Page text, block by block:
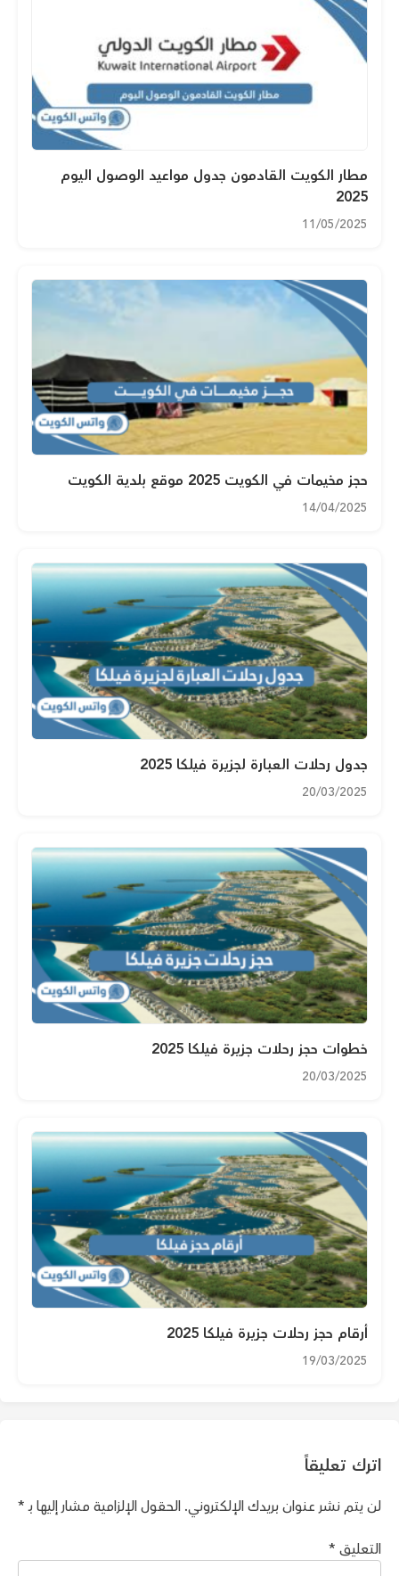
مطار الكويت القادمون جدول مواعيد الوصول اليوم
2025
11/05/2025
حجز مخيمات في الكويت 2025 موقع بلدية الكويت
14/04/2025
جدول رحلات العبارة لجزيرة فيلكا 2025
20/03/2025
خطوات حجز رحلات جزيرة فيلكا 2025
20/03/2025
أرقام حجز رحلات جزيرة فيلكا 2025
19/03/2025
اترك تعليقاً
لن يتم نشر عنوان بريدك الإلكتروني. الحقول الإلزامية مشار إليها بـ*
التعليق *